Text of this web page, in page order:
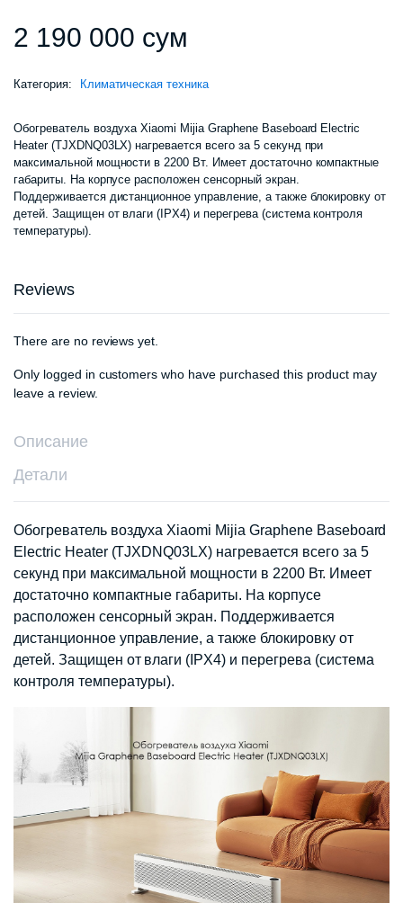
2 190 000 сум
Категория: Климатическая техника
Обогреватель воздуха Xiaomi Mijia Graphene Baseboard Electric
Heater (TJXDNQ03LX) нагревается всего за 5 секунд при
максимальной мощности в 2200 Вт. Имеет достаточно компактные
габариты. На корпусе расположен сенсорный экран.
Поддерживается дистанционное управление, а также блокировку от
детей. Защищен от влаги (IPX4) и перегрева (система контроля
температуры).
Reviews
There are no reviews yet.
Only logged in customers who have purchased this product may
leave a review.
Описание
Детали
Обогреватель воздуха Xiaomi Mijia Graphene Baseboard
Electric Heater (TJXDNQ03LX) нагревается всего за 5
секунд при максимальной мощности в 2200 Вт. Имеет
достаточно компактные габариты. На корпусе
расположен сенсорный экран. Поддерживается
дистанционное управление, а также блокировку от
детей. Защищен от влаги (IPX4) и перегрева (система
контроля температуры).